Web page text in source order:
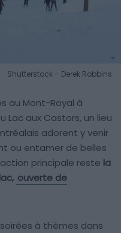
Shutterstock – Derek Robbins
au Mont-Royal à
Lac aux Castors, un lieu
adorent y venir
ou entamer de belles
principale reste la
ouverte de
à thèmes dans